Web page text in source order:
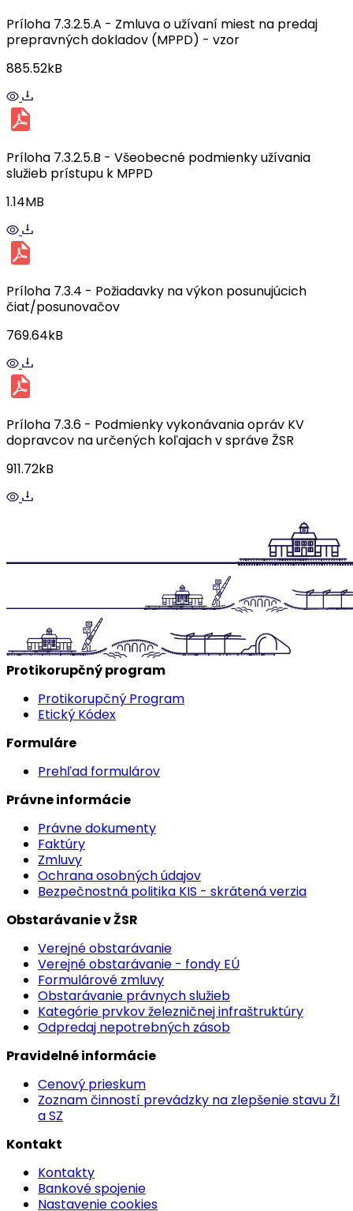
Príloha 7.3.2.5.A - Zmluva o užívaní miest na predaj
prepravných dokladov (MPPD) - vzor
885.52kB
Príloha 7.3.2.5.B - Všeobecné podmienky užívania
služieb prístupu k MPPD
1.14MB
Príloha 7.3.4 - Požiadavky na výkon posunujúcich
čiat/posunovačov
769.64kB
Príloha 7.3.6 - Podmienky vykonávania opráv KV
dopravcov na určených koľajach v správe ŽSR
911.72kB
Protikorupčný program
Protikorupčný Program
Etický Kódex
Formuláre
Prehľad formulárov
Právne informácie
Právne dokumenty
Faktúry
Zmluvy
Ochrana osobných údajov
Bezpečnostná politika KIS - skrátená verzia
Obstarávanie v ŽSR
Verejné obstarávanie
Verejné obstarávanie - fondy EÚ
Formulárové zmluvy
Obstarávanie právnych služieb
Kategórie prvkov železničnej infraštruktúry
Odpredaj nepotrebných zásob
Pravidelné informácie
Cenový prieskum
Zoznam činností prevádzky na zlepšenie stavu ŽI
a SZ
Kontakt
Kontakty
Bankové spojenie
Nastavenie cookies